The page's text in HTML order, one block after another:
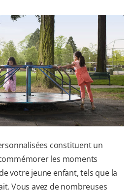
FR (CA)
constituent un
les moments
votre jeune enfant, tels que la
Vous avez de nombreuses